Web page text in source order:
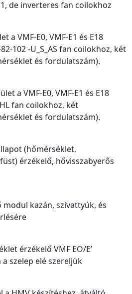
de inverteres fan coilokhoz
a VMF-E0, VMF-E1 és E18
102 -U_S_AS fan coilokhoz, két
és fordulatszám).
a VMF-E0, VMF-E1 és E18
fan coilokhoz, két
és fordulatszám).
(hőmérséklet,
érzékelő, hővisszabyerős
modul kazán, szivattyúk, és
érzékelő VMF EO/E’
szelep elé szereljük